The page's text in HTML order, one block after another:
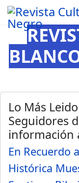
Lo Más
Seguidores
información
En Recuerdo
Histórica